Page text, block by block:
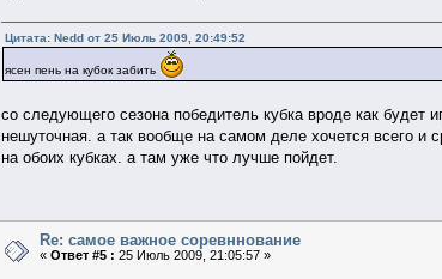
Цитата: Nedd от 25 Июль 2009, 20:49:52
ясен пень на кубок забить
со следующего сезона победитель кубка вроде как будет
нешуточная. а так вообще на самом деле хочется всего и
на обоих кубках. а там уже что лучше пойдет.
Re: самое важное соревннование
«Ответ #5 : 25 Июль 2009, 21:05:57 »